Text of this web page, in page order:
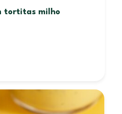
tortitas milho